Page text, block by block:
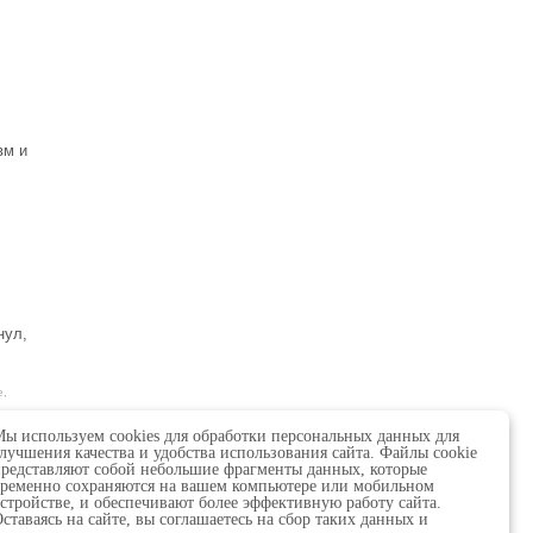
и
в сфере связи,
используем cookies для обработки персональных данных для
качества и удобства использования сайта. Файлы cookie
собой небольшие фрагменты данных, которые
сохраняются на вашем компьютере или мобильном
и обеспечивают более эффективную работу сайта.
на сайте, вы соглашаетесь на сбор таких данных и